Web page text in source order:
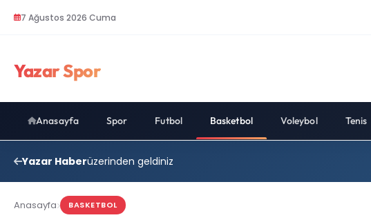
7 Ağustos 2026 Cuma
Yazar Spor
Anasayfa Spor Futbol Basketbol Voleybol Tenis
Yazar Haberüzerinden geldiniz
Anasayfa BASKETBOL